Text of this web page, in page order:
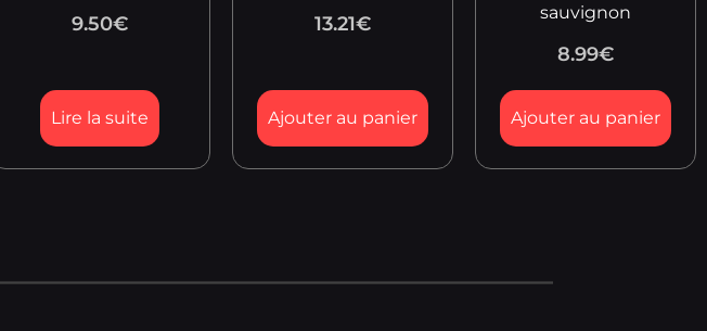
9.50€
Lire la suite
13.21€
Ajouter au panier
sauvignon
8.99€
Ajouter au panier